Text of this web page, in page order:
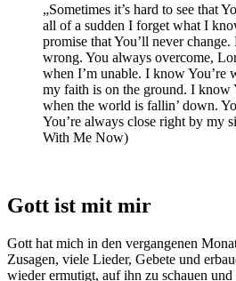
„Sometimes it’s hard to see that
all of a sudden I forget what I
promise that You’ll never
wrong. You always overcome,
when I’m unable. I know You’re
my faith is on the ground. I know
when the world is fallin’ down.
You’re always close right by my
With Me Now)
Gott ist mit mir
Gott hat mich in den vergangenen
Zusagen, viele Lieder, Gebete und
wieder ermutigt, auf ihn zu schauen